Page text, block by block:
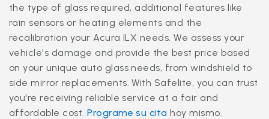
the type of glass required, additional features like
rain sensors or heating elements and the
recalibration your Acura ILX needs. We assess your
vehicle's damage and provide the best price based
on your unique auto glass needs, from windshield to
side mirror replacements. With Safelite, you can trust
you're receiving reliable service at a fair and
affordable cost.Programe su cita hoy mismo.